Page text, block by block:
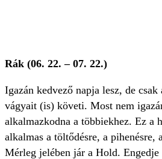
Rák (06. 22. – 07. 22.)
Igazán kedvező napja lesz, de csak
vágyait (is) követi. Most nem
alkalmazkodna a többiekhez. Ez a
alkalmas a töltődésre, a pihenésre,
Mérleg jelében jár a Hold. Engedje